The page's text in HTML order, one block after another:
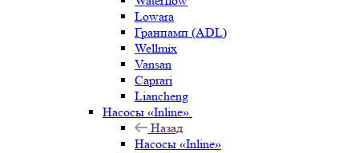
Lowara
Гранпамп (ADL)
Wellmix
Vansan
Caprari
Liancheng
Насосы «Inline»
Назад
Насосы «Inline»